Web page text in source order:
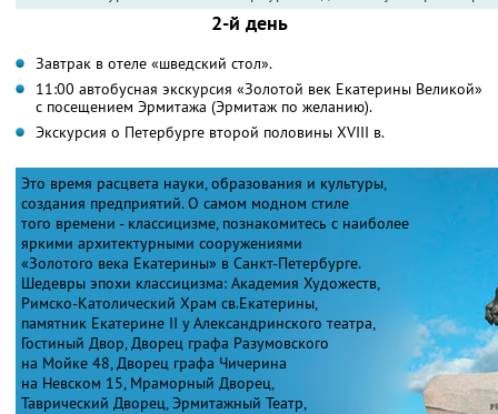
2-й день
Завтрак в отеле «шведский стол».
11:00 автобусная экскурсия «Золотой век Екатерины Великой»
с посещением Эрмитажа (Эрмитаж по желанию).
Экскурсия о Петербурге второй половины XVIII в.
Это время расцвета науки, образования и культуры,
создания предприятий. О самом модном стиле
того времени - классицизме, познакомитесь с наиболее
яркими архитектурными сооружениями
«Золотого века Екатерины» в Санкт-Петербурге.
Шедевры эпохи классицизма: Академия Художеств,
Римско-Католический Храм св.Екатерины,
памятник Екатерине II у Александринского театра,
Гостиный Двор, Дворец графа Разумовского
на Мойке 48, Дворец графа Чичерина
на Невском 15, Мраморный Дворец,
Таврический Дворец, Эрмитажный Театр,